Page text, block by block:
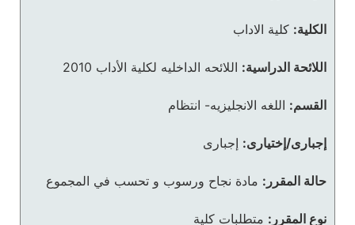
الكلية: كلية الاداب
اللائحة الدراسية: اللائحه الداخليه لكلية الأداب 2010
القسم: اللغه الانجليزيه- انتظام
إجبارى/إختيارى: إجبارى
حالة المقرر: مادة نجاح ورسوب و تحسب في المجموع
نوع المقرر: متطلبات كلية